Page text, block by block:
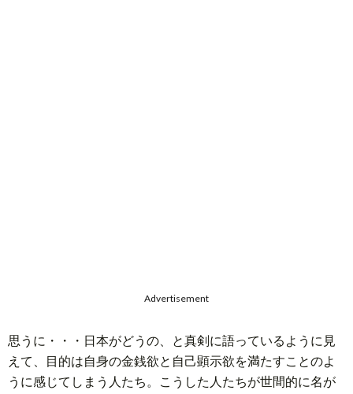
Advertisement
思うに・・・日本がどうの、と真剣に語っているように見
えて、目的は自身の金銭欲と自己顕示欲を満たすことのよ
うに感じてしまう人たち。こうした人たちが世間的に名が